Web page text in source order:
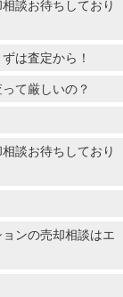
談お待ちしており
は査定から！
て厳しいの？
談お待ちしており
ンの売却相談はエ